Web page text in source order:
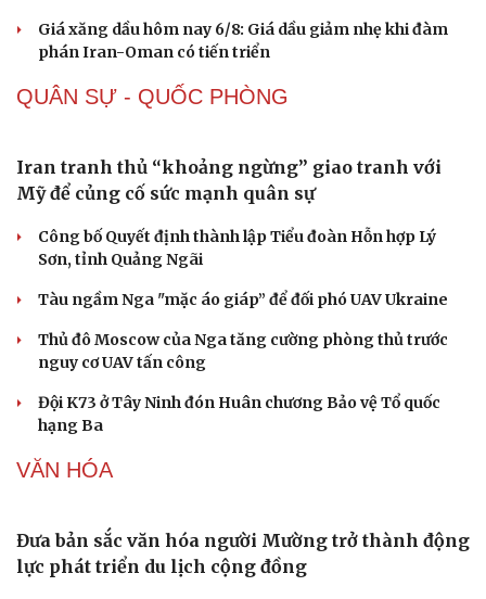
Sản phụ khoa
Nhi khoa
Làm đẹp - giảm cân
Tình yêu - Gia đình
Giá xăng dầu hôm nay 6/8: Giá dầu giảm nhẹ khi đàm
phán Iran-Oman có tiến triển
QUÂN SỰ - QUỐC PHÒNG
Iran tranh thủ “khoảng ngừng” giao tranh với
Mỹ để củng cố sức mạnh quân sự
Công bố Quyết định thành lập Tiểu đoàn Hỗn hợp Lý
Sơn, tỉnh Quảng Ngãi
Tàu ngầm Nga "mặc áo giáp” để đối phó UAV Ukraine
Thủ đô Moscow của Nga tăng cường phòng thủ trước
nguy cơ UAV tấn công
Đội K73 ở Tây Ninh đón Huân chương Bảo vệ Tổ quốc
hạng Ba
VĂN HÓA
Đưa bản sắc văn hóa người Mường trở thành động
lực phát triển du lịch cộng đồng